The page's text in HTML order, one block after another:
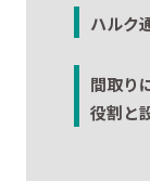
ハルク
間取り
役割と